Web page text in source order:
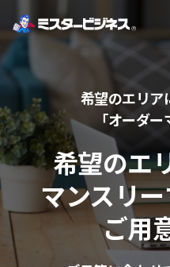
希望のエリア
「オーダ
希望のエ
マンスリ
ご用